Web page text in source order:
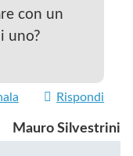
con un
uno?
Rispondi
Mauro Silvestrini